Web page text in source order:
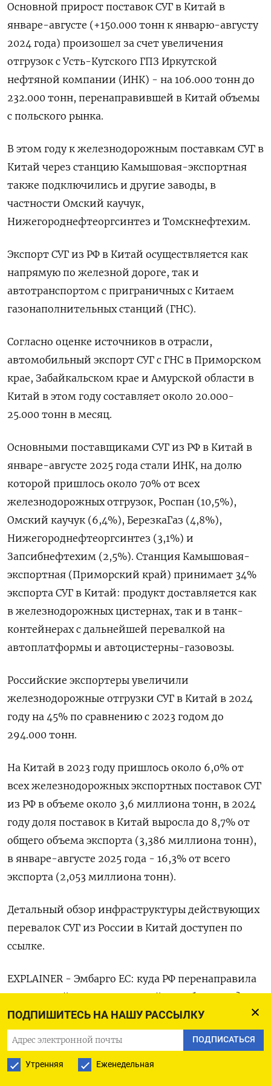
ПОДПИШИТЕСЬ НА НАШУ РАССЫЛКУ
ПОДПИСАТЬСЯ
Утренняя Еженедельная
Основной прирост поставок СУГ в Китай в
январе-августе (+150.000 тонн к январю-августу
2024 года) произошел за счет увеличения
отгрузок с Усть-Кутского ГПЗ Иркутской
нефтяной компании (ИНК) - на 106.000 тонн до
232.000 тонн, перенаправившей в Китай объемы
с польского рынка.
В этом году к железнодорожным поставкам СУГ в
Китай через станцию Камышовая-экспортная
также подключились и другие заводы, в
частности Омский каучук,
Нижегороднефтеоргсинтез и Томскнефтехим.
Экспорт СУГ из РФ в Китай осуществляется как
напрямую по железной дороге, так и
автотранспортом с приграничных с Китаем
газонаполнительных станций (ГНС).
Согласно оценке источников в отрасли,
автомобильный экспорт СУГ с ГНС в Приморском
крае, Забайкальском крае и Амурской области в
Китай в этом году составляет около 20.000-
25.000 тонн в месяц.
Основными поставщиками СУГ из РФ в Китай в
январе-августе 2025 года стали ИНК, на долю
которой пришлось около 70% от всех
железнодорожных отгрузок, Роспан (10,5%),
Омский каучук (6,4%), БерезкаГаз (4,8%),
Нижегороднефтеоргсинтез (3,1%) и
Запсибнефтехим (2,5%). Станция Камышовая-
экспортная (Приморский край) принимает 34%
экспорта СУГ в Китай: продукт доставляется как
в железнодорожных цистернах, так и в танк-
контейнерах с дальнейшей перевалкой на
автоплатформы и автоцистерны-газовозы.
Российские экспортеры увеличили
железнодорожные отгрузки СУГ в Китай в 2024
году на 45% по сравнению с 2023 годом до
294.000 тонн.
На Китай в 2023 году пришлось около 6,0% от
всех железнодорожных экспортных поставок СУГ
из РФ в объеме около 3,6 миллиона тонн, в 2024
году доля поставок в Китай выросла до 8,7% от
общего объема экспорта (3,386 миллиона тонн),
в январе-августе 2025 года - 16,3% от всего
экспорта (2,053 миллиона тонн).
Детальный обзор инфраструктуры действующих
перевалок СУГ из России в Китай доступен по
ссылке.
EXPLAINER - Эмбарго ЕС: куда РФ перенаправила
экспортный СУГ и куда он пойдет в будущем?
ПОДПИСАТЬСЯ НА ТЕЛЕГРАМ